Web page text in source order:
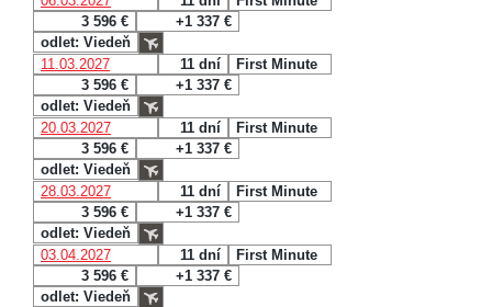
3 596 €
+1 337 €
odlet: Viedeň
11.03.2027
11 dní
First Minute
3 596 €
+1 337 €
odlet: Viedeň
20.03.2027
11 dní
First Minute
3 596 €
+1 337 €
odlet: Viedeň
28.03.2027
11 dní
First Minute
3 596 €
+1 337 €
odlet: Viedeň
03.04.2027
11 dní
First Minute
3 596 €
+1 337 €
odlet: Viedeň